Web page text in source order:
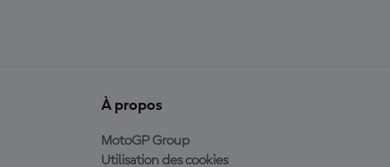
À propos
MotoGP Group
Utilisation des cookies